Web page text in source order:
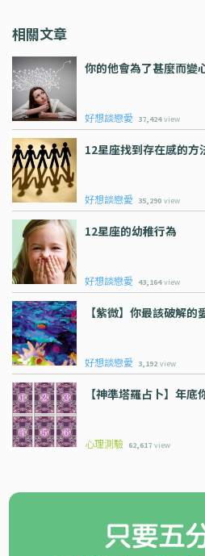
相關文章
你的他會為了甚麼而變
好想談戀愛 37,424 view
12星座找到存在感的方
好想談戀愛 35,290 view
12星座的幼稚行為
好想談戀愛 43,164 view
【紫微】你最該破解的
好想談戀愛 3,192 view
【神準塔羅占卜】年
心理測驗 62,617 view